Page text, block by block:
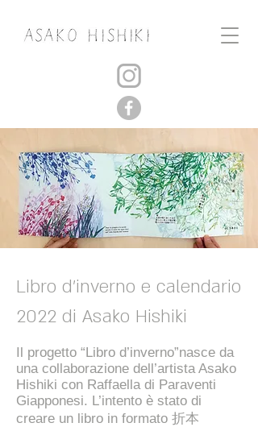
Libro d'inverno e calendario
2022 di Asako Hishiki
Il progetto “Libro d’inverno”nasce da
una collaborazione dell’artista Asako
Hishiki con Raffaella di Paraventi
Giapponesi. L’intento è stato di
creare un libro in formato 折本